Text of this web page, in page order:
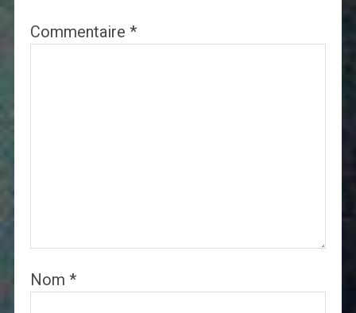
Commentaire *
Nom *